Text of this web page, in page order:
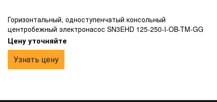
Горизонтальный, одноступенчатый консольный
центробежный электронасос SN3EHD 125-250-I-OB-TM-GG
Цену уточняйте
Узнать цену